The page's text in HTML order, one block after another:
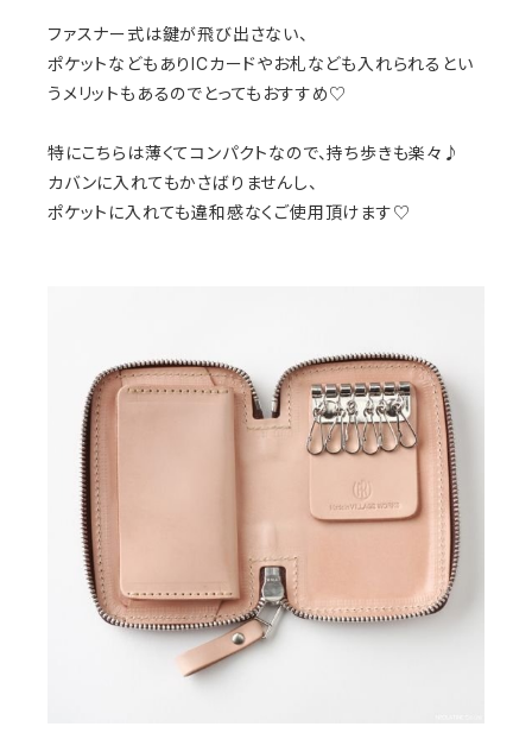
ファスナー式は鍵が飛び出さない、
ポケットなどもありICカードやお札なども入れられるとい
うメリットもあるのでとってもおすすめ♡
特にこちらは薄くてコンパクトなので、持ち歩きも楽々♪
カバンに入れてもかさばりませんし、
ポケットに入れても違和感なくご使用頂けます♡